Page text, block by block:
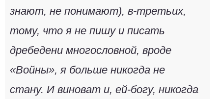
знают, не понимают), в-третьих,
тому, что я не пишу и писать
дребедени многословной, вроде
«Войны», я больше никогда не
стану. И виноват и, ей-богу, никогда